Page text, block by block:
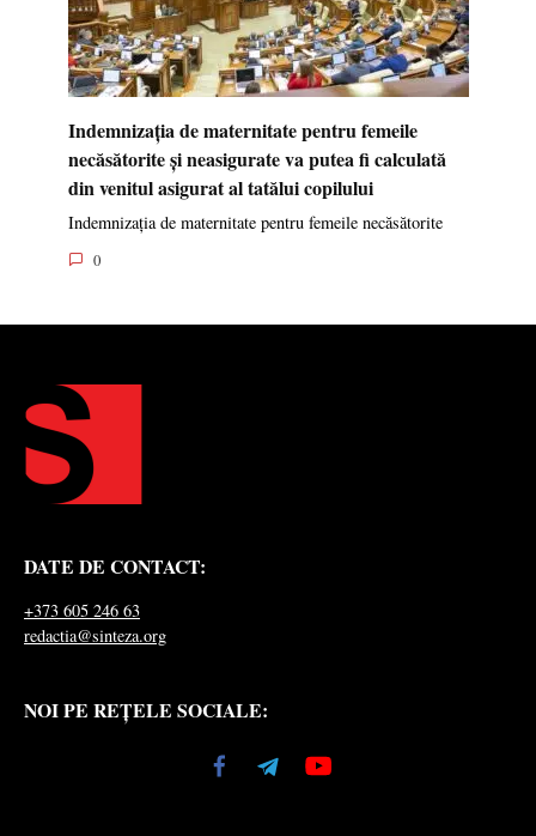
Indemnizația de maternitate pentru femeile
necăsătorite și neasigurate va putea fi calculată
din venitul asigurat al tatălui copilului
Indemnizația de maternitate pentru femeile necăsătorite
0
DATE DE CONTACT:
+373 605 246 63
redactia@sinteza.org
NOI PE REȚELE SOCIALE: